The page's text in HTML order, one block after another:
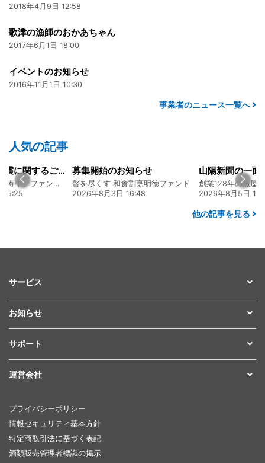
2018年4月9日 12:58
歌津の漁師のおかあちゃん
2017年6月1日 18:00
イベントのお知らせ
2016年11月1日 10:30
事業者のニュース一覧へ
人気の記事
令和8年熊本地震に関するご報告
熊本 あか牛「延寿牛」ファンド2026
15:25
募集開始のお知らせ
贅を尽くす 和食割烹明徳ファンド
2026年8月3日 16:48
2026年8月5日
他の記事を見る
サービス
お知らせ
サポート
運営会社
プライバシーポリシー
情報セキュリティ基本方針
特定商取引法に基づく表記
酒類販売管理者標識の掲示